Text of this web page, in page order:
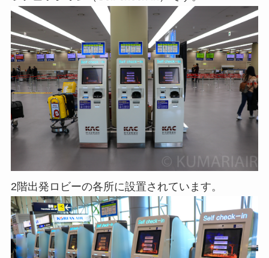
2階出発ロビーの各所に設置されています。